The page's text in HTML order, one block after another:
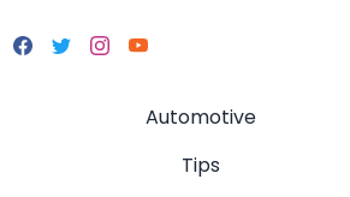
Automotive
Tips